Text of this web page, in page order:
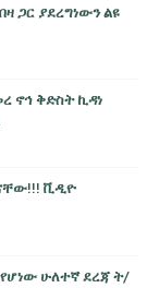
ጋር ያደረግነውን ልዩ
ኖኅ ቅድስት ኪዳነ
ቪዲዮ
ሁለተኛ ደረጃ ት/